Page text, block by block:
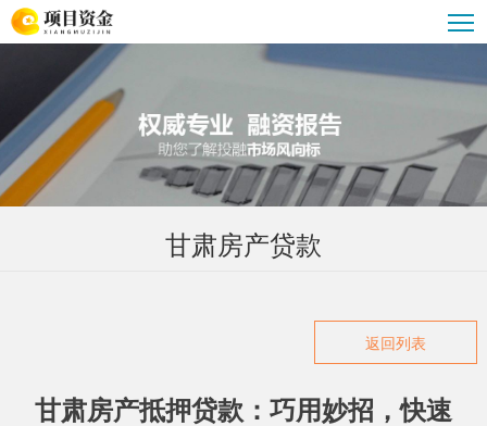
甘肃贷款公司
甘肃公积金贷款
甘肃汽车抵押贷款
甘肃房产贷款
返回列表
甘肃房产抵押贷款：巧用妙招，快速